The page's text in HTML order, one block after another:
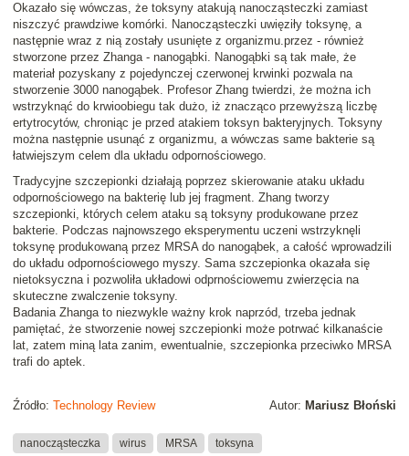
Okazało się wówczas, że toksyny atakują nanocząsteczki zamiast
niszczyć prawdziwe komórki. Nanocząsteczki uwięziły toksynę, a
następnie wraz z nią zostały usunięte z organizmu.przez - również
stworzone przez Zhanga - nanogąbki. Nanogąbki są tak małe, że
materiał pozyskany z pojedynczej czerwonej krwinki pozwala na
stworzenie 3000 nanogąbek. Profesor Zhang twierdzi, że można ich
wstrzyknąć do krwioobiegu tak dużo, iż znacząco przewyższą liczbę
ertytrocytów, chroniąc je przed atakiem toksyn bakteryjnych. Toksyny
można następnie usunąć z organizmu, a wówczas same bakterie są
łatwiejszym celem dla układu odpornościowego.
Tradycyjne szczepionki działają poprzez skierowanie ataku układu
odpornościowego na bakterię lub jej fragment. Zhang tworzy
szczepionki, których celem ataku są toksyny produkowane przez
bakterie. Podczas najnowszego eksperymentu uczeni wstrzyknęli
toksynę produkowaną przez MRSA do nanogąbek, a całość wprowadzili
do układu odpornościowego myszy. Sama szczepionka okazała się
nietoksyczna i pozwoliła układowi odprnościowemu zwierzęcia na
skuteczne zwalczenie toksyny.
Badania Zhanga to niezwykle ważny krok naprzód, trzeba jednak
pamiętać, że stworzenie nowej szczepionki może potrwać kilkanaście
lat, zatem miną lata zanim, ewentualnie, szczepionka przeciwko MRSA
trafi do aptek.
Autor: Mariusz Błoński
Źródło: Technology Review
nanocząsteczka wirus MRSA toksyna